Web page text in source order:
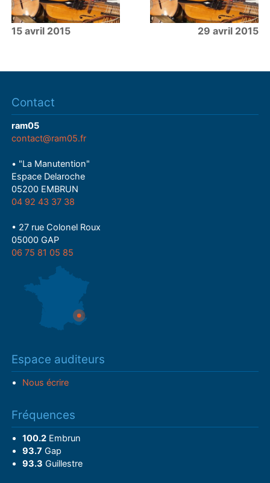
15 avril 2015 29 avril 2015
Contact
ram05
contact@ram05.fr
• "La Manutention"
Espace Delaroche
05200 EMBRUN
04 92 43 37 38
• 27 rue Colonel Roux
05000 GAP
06 75 81 05 85
Espace auditeurs
Nous écrire
Fréquences
100.2Embrun
93.7 Gap
93.3 Guillestre